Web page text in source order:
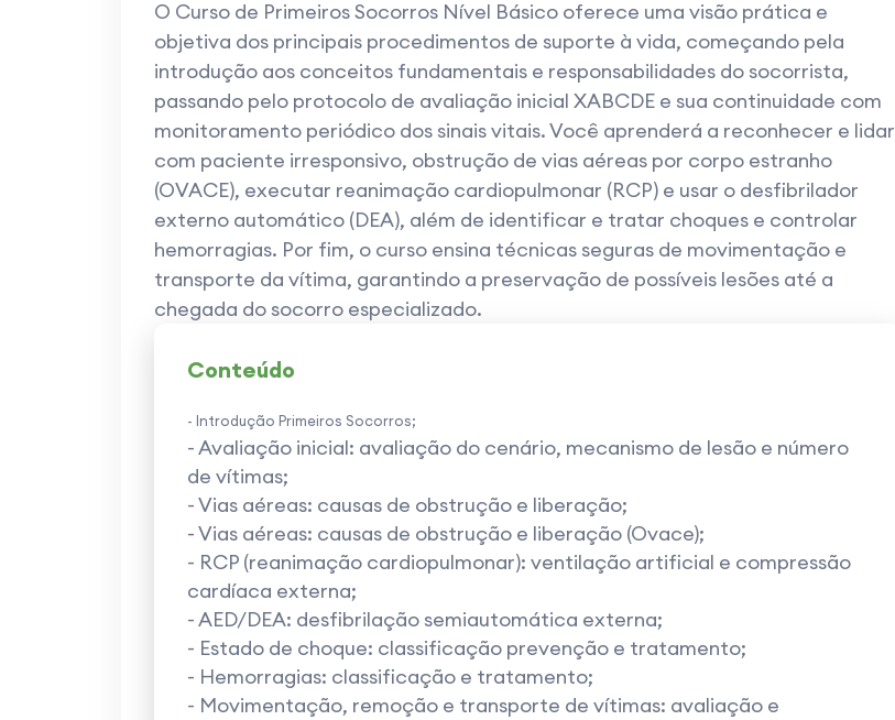
O Curso de Primeiros Socorros Nível Básico oferece uma visão prática e
objetiva dos principais procedimentos de suporte à vida, começando pela
introdução aos conceitos fundamentais e responsabilidades do socorrista,
passando pelo protocolo de avaliação inicial XABCDE e sua continuidade com
monitoramento periódico dos sinais vitais. Você aprenderá a reconhecer e lidar
com paciente irresponsivo, obstrução de vias aéreas por corpo estranho
(OVACE), executar reanimação cardiopulmonar (RCP) e usar o desfibrilador
externo automático (DEA), além de identificar e tratar choques e controlar
hemorragias. Por fim, o curso ensina técnicas seguras de movimentação e
transporte da vítima, garantindo a preservação de possíveis lesões até a
chegada do socorro especializado.
Conteúdo
- Introdução Primeiros Socorros;
- Avaliação inicial: avaliação do cenário, mecanismo de lesão e número
de vítimas;
- Vias aéreas: causas de obstrução e liberação;
- Vias aéreas: causas de obstrução e liberação (Ovace);
- RCP (reanimação cardiopulmonar): ventilação artificial e compressão
cardíaca externa;
- AED/DEA: desfibrilação semiautomática externa;
- Estado de choque: classificação prevenção e tratamento;
- Hemorragias: classificação e tratamento;
- Movimentação, remoção e transporte de vítimas: avaliação e